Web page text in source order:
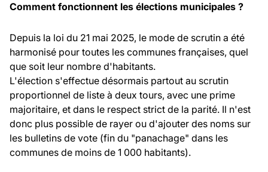
Comment fonctionnent les élections municipales ?
Depuis la loi du 21 mai 2025, le mode de scrutin a été
harmonisé pour toutes les communes françaises, quel
que soit leur nombre d'habitants.
L'élection s'effectue désormais partout au scrutin
proportionnel de liste à deux tours, avec une prime
majoritaire, et dans le respect strict de la parité. Il n'est
donc plus possible de rayer ou d'ajouter des noms sur
les bulletins de vote (fin du "panachage" dans les
communes de moins de 1 000 habitants).